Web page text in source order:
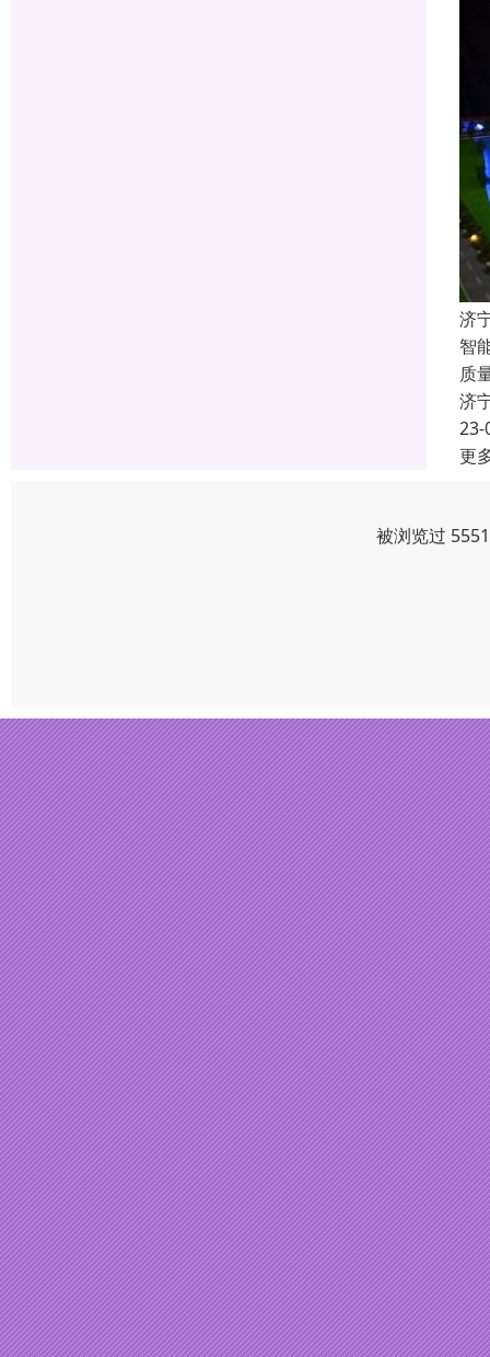
济
智
质
济
23-
更
被浏览过